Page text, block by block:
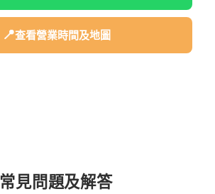
📍查看營業時間及地圖
常見問題及解答